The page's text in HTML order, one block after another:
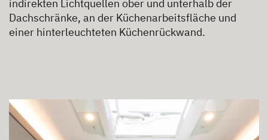
indirekten Lichtquellen ober und unterhalb der
Dachschränke, an der Küchenarbeitsfläche und
einer hinterleuchteten Küchenrückwand.